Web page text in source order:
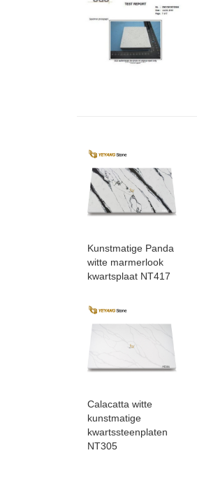
Kunstmatige Panda
witte marmerlook
kwartsplaat NT417
Calacatta witte
kunstmatige
kwartssteenplaten
NT305